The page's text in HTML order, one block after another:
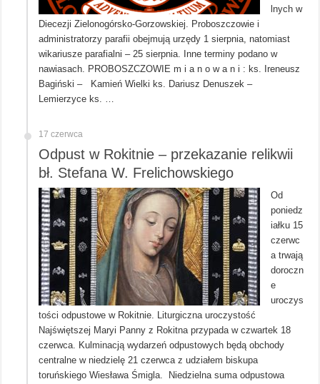
lnych w
Diecezji Zielonogórsko-Gorzowskiej. Proboszczowie i
administratorzy parafii obejmują urzędy 1 sierpnia, natomiast
wikariusze parafialni – 25 sierpnia. Inne terminy podano w
nawiasach. PROBOSZCZOWIE m i a n o w a n i : ks. Ireneusz
Bagiński – Kamień Wielki ks. Dariusz Denuszek –
Lemierzyce ks. …
17 czerwca
Odpust w Rokitnie – przekazanie relikwii
bł. Stefana W. Frelichowskiego
Od
poniedz
iałku 15
czerwc
a trwają
doroczn
e
uroczys
tości odpustowe w Rokitnie. Liturgiczna uroczystość
Najświętszej Maryi Panny z Rokitna przypada w czwartek 18
czerwca. Kulminacją wydarzeń odpustowych będą obchody
centralne w niedzielę 21 czerwca z udziałem biskupa
toruńskiego Wiesława Śmigla. Niedzielna suma odpustowa